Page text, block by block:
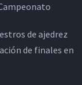
de ajedrez
de finales en